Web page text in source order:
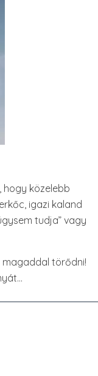
hogy közelebb
igazi kaland
tudja” vagy
magaddal törődni!